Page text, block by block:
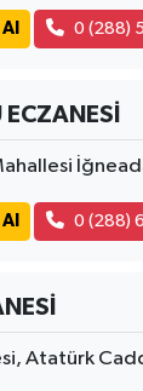
0 (288)
0 (288)
Atatürk